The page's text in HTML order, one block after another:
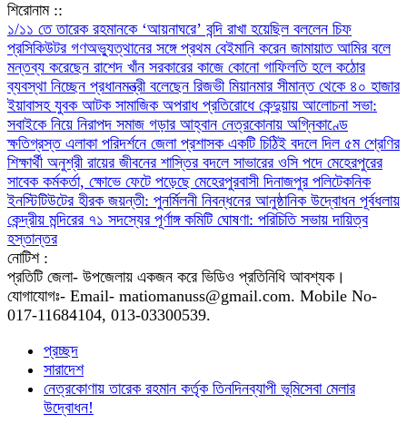
শিরোনাম ::
১/১১ তে তারেক রহমানকে ‘আয়নাঘরে’ বন্দি রাখা হয়েছিল বললেন চিফ
প্রসিকিউটর গণঅভ্যুত্থানের সঙ্গে প্রথম বেইমানি করেন জামায়াত আমির বলে
মন্তব্য করেছেন রাশেদ খাঁন সরকারের কাজে কোনো গাফিলতি হলে কঠোর
ব্যবস্থা নিচ্ছেন প্রধানমন্ত্রী বলেছেন রিজভী মিয়ানমার সীমান্ত থেকে ৪০ হাজার
ইয়াবাসহ যুবক আটক সামাজিক অপরাধ প্রতিরোধে কেন্দুয়ায় আলোচনা সভা:
সবাইকে নিয়ে নিরাপদ সমাজ গড়ার আহ্বান নেত্রকোনায় অগ্নিকাণ্ডে
ক্ষতিগ্রস্ত এলাকা পরিদর্শনে জেলা প্রশাসক একটি চিঠিই বদলে দিল ৫ম শ্রেণির
শিক্ষার্থী অনুশ্রী রায়ের জীবনের শাস্তির বদলে সাভারের ওসি পদে মেহেরপুরের
সাবেক কর্মকর্তা, ক্ষোভে ফেটে পড়েছে মেহেরপুরবাসী দিনাজপুর পলিটেকনিক
ইনস্টিটিউটের হীরক জয়ন্তী: পুনর্মিলনী নিবন্ধনের আনুষ্ঠানিক উদ্বোধন পূর্বধলায়
কেন্দ্রীয় মন্দিরের ৭১ সদস্যের পূর্ণাঙ্গ কমিটি ঘোষণা: পরিচিতি সভায় দায়িত্ব
হস্তান্তর
নোটিশ :
প্রতিটি জেলা- উপজেলায় একজন করে ভিডিও প্রতিনিধি আবশ্যক।
যোগাযোগঃ- Email- matiomanuss@gmail.com. Mobile No-
017-11684104, 013-03300539.
প্রচ্ছদ
সারাদেশ
নেত্রকোণায় তারেক রহমান কর্তৃক তিনদিনব্যাপী ভূমিসেবা মেলার
উদ্বোধন!